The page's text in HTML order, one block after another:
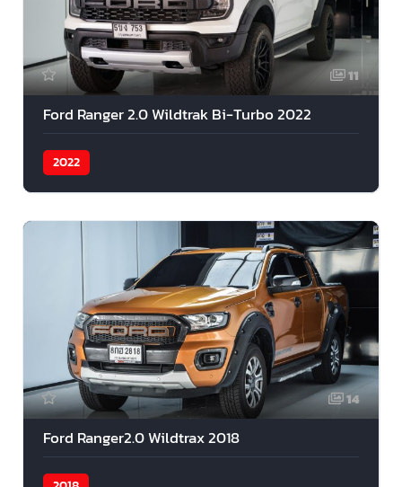
11
Ford Ranger 2.0 Wildtrak Bi-Turbo 2022
2022
14
Ford Ranger2.0 Wildtrax 2018